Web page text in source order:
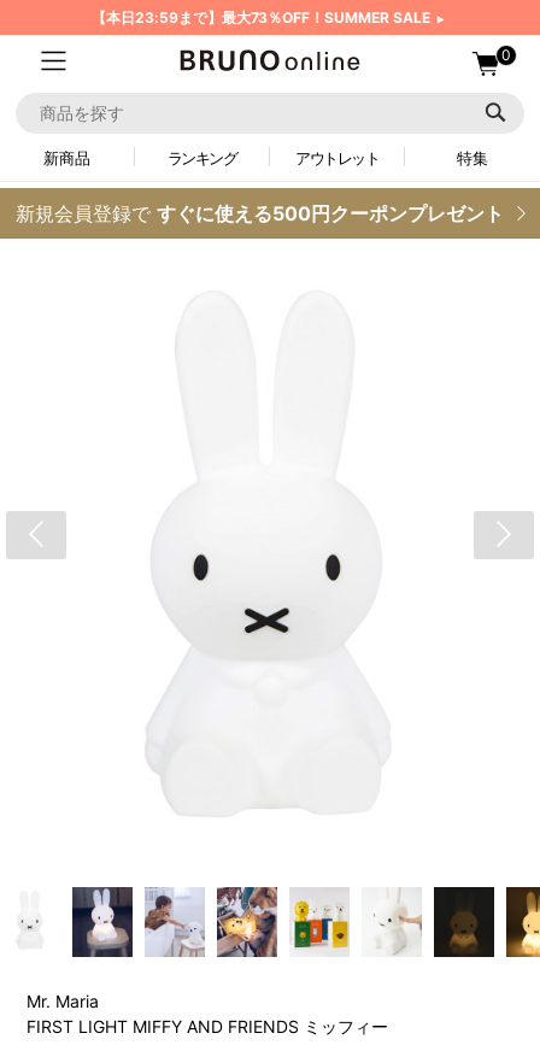
【本日23:59まで】最大73％OFF！SUMMER SALE
0
新商品 ランキング アウトレット 特集
新規会員登録で すぐに使える500円クーポンプレゼント
Mr. Maria
FIRST LIGHT MIFFY AND FRIENDS ミッフィー